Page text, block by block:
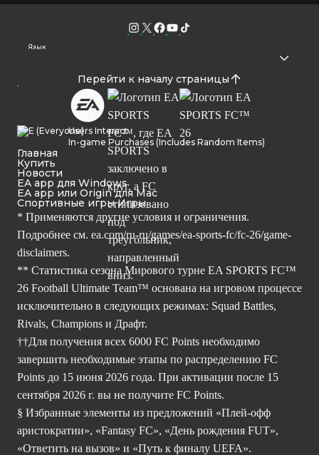
Язык
Перейти к началу страницы
Users Interact
In-game Purchases (Includes Random Items)
Главная
Купить
Новости
EA app для Windows
EA app или Origin для Mac
Спортивные игры Игры
* Применяются другие условия и ограничения.
Подробнее см. ea.com/ru-ru/games/ea-sports-fc/fc-26/game-
disclaimers.
** Статистика сезона Мирового турне EA SPORTS FC™
26 Football Ultimate Team™ основана на игровом процессе
исключительно в следующих режимах: Squad Battles,
Rivals, Champions и Драфт.
††Для получения всех 6000 FC Points необходимо
завершить необходимые этапы по распределению FC
Points до 15 июня 2026 года. При активации после 15
сентября 2026 г. вы не получите FC Points.
§ Избранные элементы из предложений «Плей-офф
аристократии», «Fantasy FC», «День рождения FUT»,
«Ответить на вызов» и «Путь к финалу UEFA».